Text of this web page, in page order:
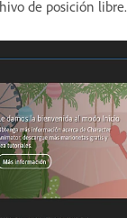
de posición libre.